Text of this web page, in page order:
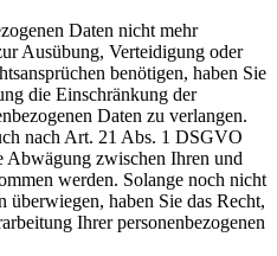
Daten nicht mehr
Ausübung, Verteidigung oder
benötigen, haben Sie
die Einschränkung der
Daten zu verlangen.
nach Art. 21 Abs. 1 DSGVO
Abwägung zwischen Ihren und
werden. Solange noch nicht
überwiegen, haben Sie das Recht,
Ihrer personenbezogenen